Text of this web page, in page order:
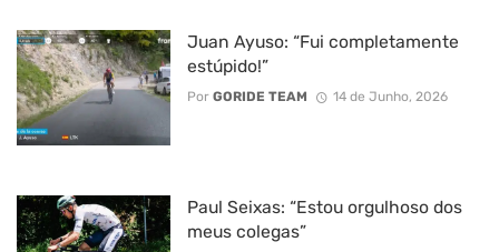
Juan Ayuso: “Fui completamente
estúpido!”
Por GORIDE TEAM 14 de Junho, 2026
Paul Seixas: “Estou orgulhoso dos
meus colegas”